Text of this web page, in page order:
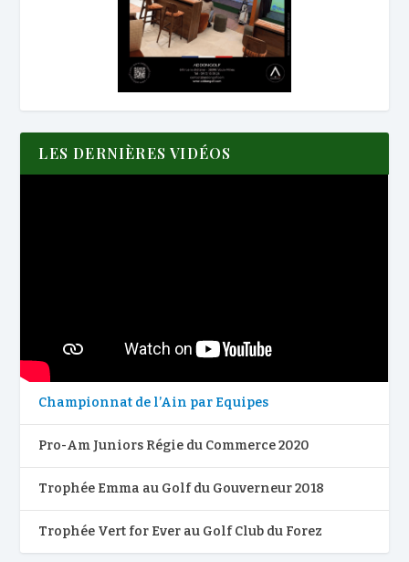
LES DERNIÈRES VIDÉOS
Championnat de l’Ain par Equipes
Pro-Am Juniors Régie du Commerce 2020
Trophée Emma au Golf du Gouverneur 2018
Trophée Vert for Ever au Golf Club du Forez